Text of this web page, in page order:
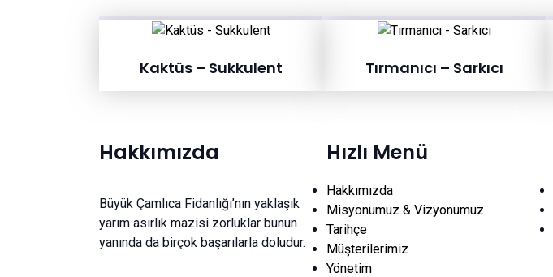
Kaktüs – Sukkulent Tırmanıcı – Sarkıcı
Hakkımızda
Büyük Çamlıca Fidanlığı’nın yaklaşık
yarım asırlık mazisi zorluklar bunun
yanında da birçok başarılarla doludur.
Hızlı Menü
Hakkımızda
Misyonumuz & Vizyonumuz
Tarihçe
Müşterilerimiz
Yönetim